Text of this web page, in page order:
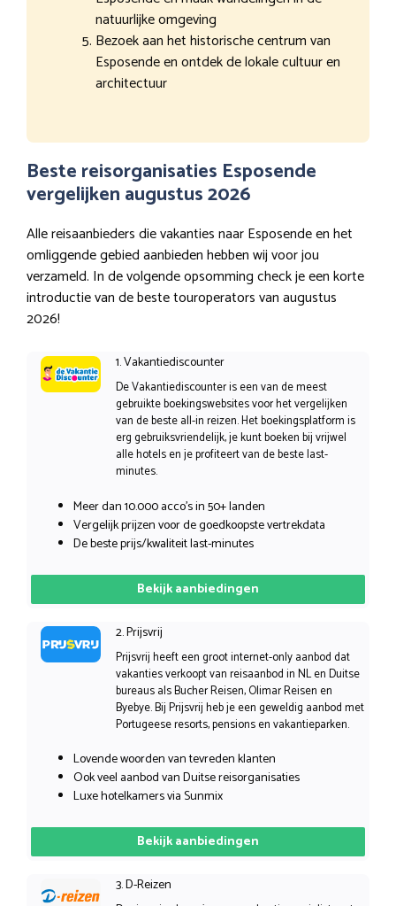
natuurlijke omgeving
Bezoek aan het historische centrum van
Esposende en ontdek de lokale cultuur en
architectuur
Beste reisorganisaties Esposende
vergelijken augustus 2026
Alle reisaanbieders die vakanties naar Esposende en het
omliggende gebied aanbieden hebben wij voor jou
verzameld. In de volgende opsomming check je een korte
introductie van de beste touroperators van augustus
2026!
1. Vakantiediscounter
De Vakantiediscounter is een van de meest
gebruikte boekingswebsites voor het vergelijken
van de beste all-in reizen. Het boekingsplatform is
erg gebruiksvriendelijk, je kunt boeken bij vrijwel
alle hotels en je profiteert van de beste last-
minutes.
Meer dan 10.000 acco’s in 50+ landen
Vergelijk prijzen voor de goedkoopste vertrekdata
De beste prijs/kwaliteit last-minutes
Bekijk aanbiedingen
2. Prijsvrij
Prijsvrij heeft een groot internet-only aanbod dat
vakanties verkoopt van reisaanbod in NL en Duitse
bureaus als Bucher Reisen, Olimar Reisen en
Byebye. Bij Prijsvrij heb je een geweldig aanbod met
Portugeese resorts, pensions en vakantieparken.
Lovende woorden van tevreden klanten
Ook veel aanbod van Duitse reisorganisaties
Luxe hotelkamers via Sunmix
Bekijk aanbiedingen
3. D-Reizen